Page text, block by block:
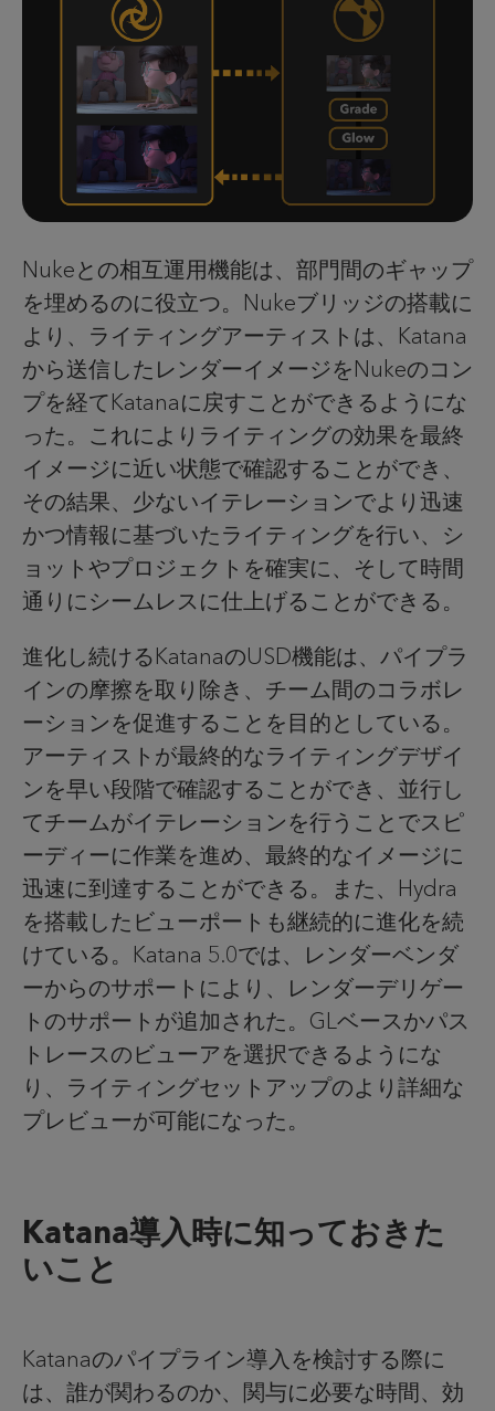
Nukeとの相互運用機能は、部門間のギャップ
を埋めるのに役立つ。Nukeブリッジの搭載に
より、ライティングアーティストは、Katana
から送信したレンダーイメージをNukeのコン
プを経てKatanaに戻すことができるようにな
った。これによりライティングの効果を最終
イメージに近い状態で確認することができ、
その結果、少ないイテレーションでより迅速
かつ情報に基づいたライティングを行い、シ
ョットやプロジェクトを確実に、そして時間
通りにシームレスに仕上げることができる。
進化し続けるKatanaのUSD機能は、パイプラ
インの摩擦を取り除き、チーム間のコラボレ
ーションを促進することを目的としている。
アーティストが最終的なライティングデザイ
ンを早い段階で確認することができ、並行し
てチームがイテレーションを行うことでスピ
ーディーに作業を進め、最終的なイメージに
迅速に到達することができる。また、Hydra
を搭載したビューポートも継続的に進化を続
けている。Katana 5.0では、レンダーベンダ
ーからのサポートにより、レンダーデリゲー
トのサポートが追加された。GLベースかパス
トレースのビューアを選択できるようにな
り、ライティングセットアップのより詳細な
プレビューが可能になった。
Katana導入時に知っておきた
いこと
Katanaのパイプライン導入を検討する際に
は、誰が関わるのか、関与に必要な時間、効